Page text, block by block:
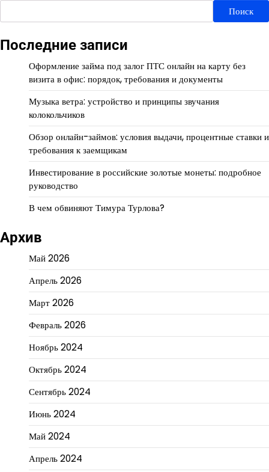
Поиск
Последние записи
Оформление займа под залог ПТС онлайн на карту без
визита в офис: порядок, требования и документы
Музыка ветра: устройство и принципы звучания
колокольчиков
Обзор онлайн-займов: условия выдачи, процентные ставки и
требования к заемщикам
Инвестирование в российские золотые монеты: подробное
руководство
В чем обвиняют Тимура Турлова?
Архив
Май 2026
Апрель 2026
Март 2026
Февраль 2026
Ноябрь 2024
Октябрь 2024
Сентябрь 2024
Июнь 2024
Май 2024
Апрель 2024